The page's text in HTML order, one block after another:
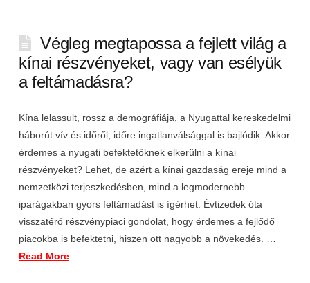
Végleg megtapossa a fejlett világ a
kínai részvényeket, vagy van esélyük
a feltámadásra?
Kína lelassult, rossz a demográfiája, a Nyugattal kereskedelmi
háborút vív és időről, időre ingatlanválsággal is bajlódik. Akkor
érdemes a nyugati befektetőknek elkerülni a kínai
részvényeket? Lehet, de azért a kínai gazdaság ereje mind a
nemzetközi terjeszkedésben, mind a legmodernebb
iparágakban gyors feltámadást is ígérhet. Évtizedek óta
visszatérő részvénypiaci gondolat, hogy érdemes a fejlődő
piacokba is befektetni, hiszen ott nagyobb a növekedés. …
Read More